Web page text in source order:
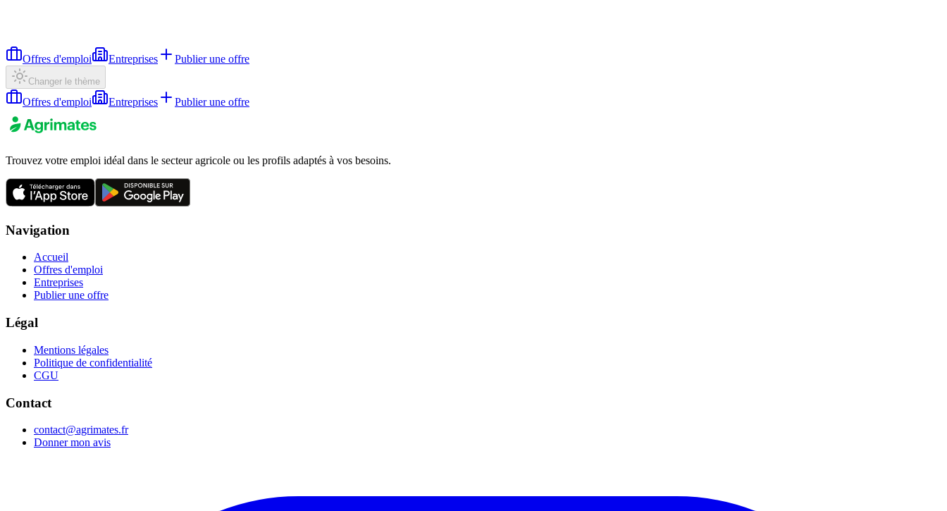
Offres d'emploi Entreprises Publier une offre
Changer le thème
Offres d'emploi Entreprises Publier une offre
Trouvez votre emploi idéal dans le secteur agricole ou les profils adaptés à vos besoins.
Navigation
Accueil
Offres d'emploi
Entreprises
Publier une offre
Légal
Mentions légales
Politique de confidentialité
CGU
Contact
contact@agrimates.fr
Donner mon avis